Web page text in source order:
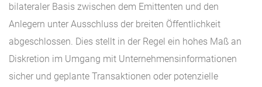
bilateraler Basis zwischen dem Emittenten und den
Anlegern unter Ausschluss der breiten Öffentlichkeit
abgeschlossen. Dies stellt in der Regel ein hohes Maß an
Diskretion im Umgang mit Unternehmensinformationen
sicher und geplante Transaktionen oder potenzielle